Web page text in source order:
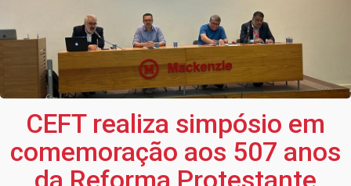
CEFT realiza simpósio em
comemoração aos 507 anos